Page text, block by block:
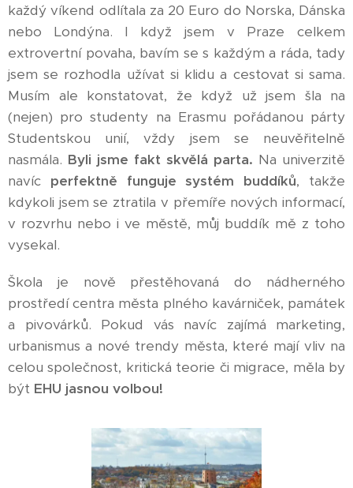
každý víkend odlítala za 20 Euro do Norska, Dánska
nebo Londýna. I když jsem v Praze celkem
extrovertní povaha, bavím se s každým a ráda, tady
jsem se rozhodla užívat si klidu a cestovat si sama.
Musím ale konstatovat, že když už jsem šla na
(nejen) pro studenty na Erasmu pořádanou párty
Studentskou unií, vždy jsem se neuvěřitelně
nasmála. Byli jsme fakt skvělá parta. Na univerzitě
navíc perfektně funguje systém buddíků, takže
kdykoli jsem se ztratila v přemíře nových informací,
v rozvrhu nebo i ve městě, můj buddík mě z toho
vysekal.
Škola je nově přestěhovaná do nádherného
prostředí centra města plného kavárniček, památek
a pivovárků. Pokud vás navíc zajímá marketing,
urbanismus a nové trendy města, které mají vliv na
celou společnost, kritická teorie či migrace, měla by
být EHU jasnou volbou!